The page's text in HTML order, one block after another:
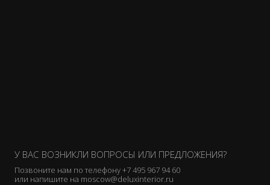
У ВАС ВОЗНИКЛИ ВОПРОСЫ ИЛИ ПРЕДЛОЖЕНИЯ?
Позвоните нам по телефону+7 495 967 94 60
или напишите на moscow@deluxinterior.ru